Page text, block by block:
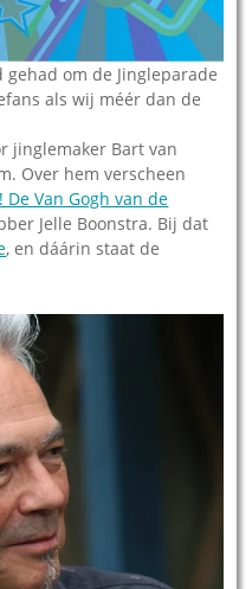
gehad om de Jingleparade
als wij méér dan de
jinglemaker Bart van
Over hem verscheen
De Van Gogh van de
Jelle Boonstra. Bij dat
, en dáárin staat de